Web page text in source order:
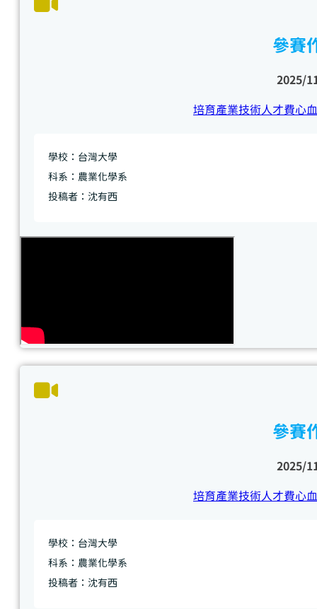
參賽
2025/
培育產業技術人才費心
學校：台灣大學
科系：農業化學系
投稿者：沈有西
參賽
2025/
培育產業技術人才費心
學校：台灣大學
科系：農業化學系
投稿者：沈有西